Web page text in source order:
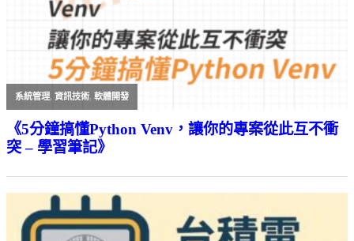
系統管理,資訊技術,軟體開發
《5分鐘搞懂Python Venv，讓你的專案從此互不衝
突 – 學習筆記》